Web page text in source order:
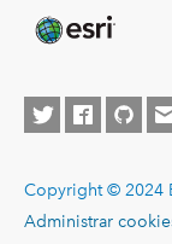
Copyright © 2024
Administrar